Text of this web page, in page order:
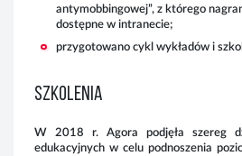
antymobbingowej”, z którego
dostępne w intranecie;
przygotowano cykl wykładów i
SZKOLENIA
W 2018 r. Agora podjęła szereg
edukacyjnych w celu podnoszenia